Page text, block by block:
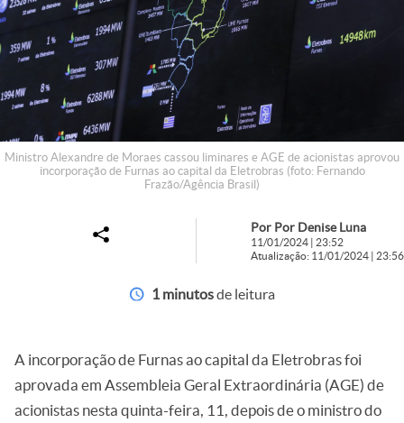
Ministro Alexandre de Moraes cassou liminares e AGE de acionistas aprovou
incorporação de Furnas ao capital da Eletrobras (foto: Fernando
Frazão/Agência Brasil)
Por Por Denise Luna
11/01/2024 | 23:52
Atualização: 11/01/2024 | 23:56
1 minutosde leitura
A incorporação de Furnas ao capital da Eletrobras foi
aprovada em Assembleia Geral Extraordinária (AGE) de
acionistas nesta quinta-feira, 11, depois de o ministro do